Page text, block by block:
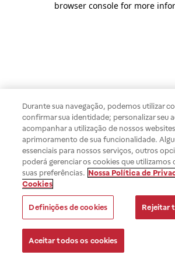
browser console for more
Durante sua navegação, podemos utilizar
confirmar sua identidade; personalizar seu
acompanhar a utilização de nossos
aprimoramento de sua funcionalidade.
essenciais para nossos serviços, outros
poderá gerenciar os cookies que utilizamos
suas preferências. Nossa Política de
Cookies
Definições de cookies Rejeitar
Aceitar todos os cookies